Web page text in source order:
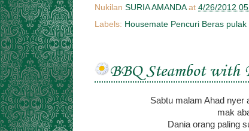
Nukilan SURIA AMANDA at 4/26/2012
Labels: Housemate Pencuri Beras pulak
BBQ Steambot with
Sabtu malam Ahad nyer
mak
Dania orang paling